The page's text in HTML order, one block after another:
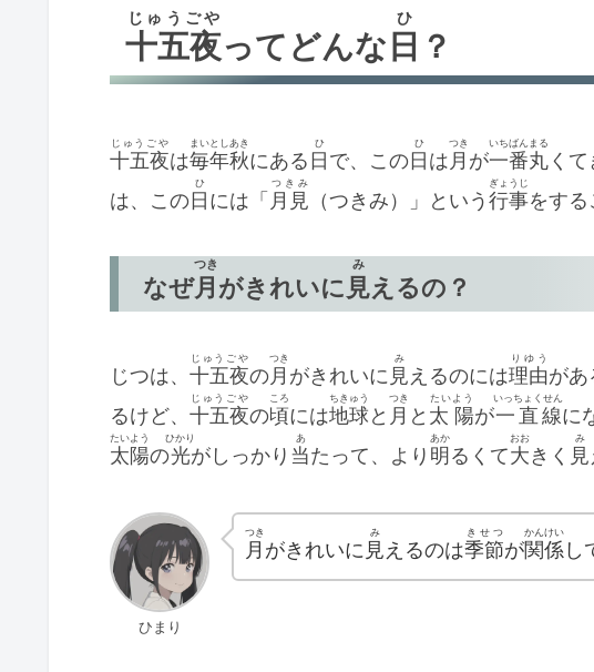
十五夜
じゅうごや
ってどんな 日
ひ
？
十五夜
じゅうごや
は毎年
まいとし
秋
あき
にある日
ひ
で、この日
ひ
は 月
つき
が一番
いちばん
丸
まる
く
は、この日
ひ
には「 月見
つきみ
（つきみ）」という行事
ぎょうじ
をす
なぜ月
つき
がきれいに 見
み
えるの？
じつは、 十五夜
じゅうごや
の月
つき
がきれいに見
み
えるのには理由
りゆう
があ
るけど、 十五夜
じゅうごや
の頃
ころ
には地球
ちきゅう
と 月
つき
と 太 陽
たいよう
が一直線
いっちょくせん
に
太陽
たいよう
の光
ひかり
がしっかり 当
あ
たって、より 明
あか
るくて大
おお
きく 見
み
ひまり
月
つき
がきれいに 見
み
えるのは季節
きせつ
が関係
かんけい
し